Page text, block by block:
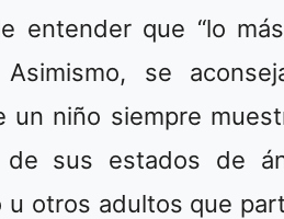
entender que “lo
Asimismo, se
un niño siempre
de sus estados de
otros adultos que